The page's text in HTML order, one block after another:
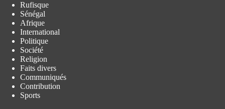
Rufisque
Sénégal
Afrique
International
Politique
Société
Religion
Faits divers
Communiqués
Contribution
Sports